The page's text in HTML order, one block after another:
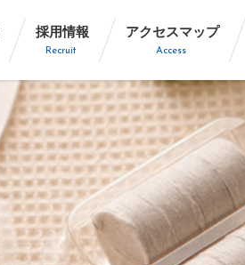
採用情報
Recruit
アクセスマップ
Access